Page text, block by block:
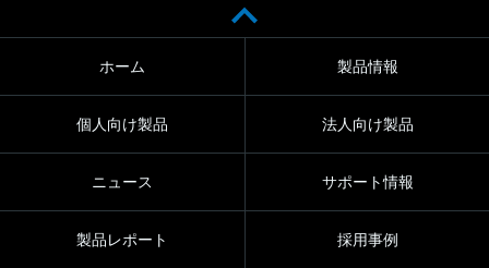
ホーム 製品情報
個人向け製品 法人向け製品
ニュース サポート情報
製品レポート 採用事例